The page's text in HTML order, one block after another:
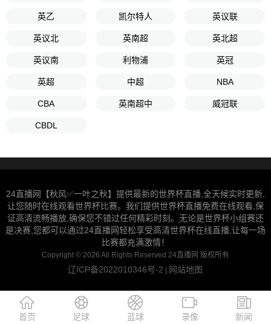
英乙 凯尔特人 英议联
英议北 英南超 英北超
英议南 利物浦 英冠
英超 中超 NBA
CBA 英南超中 威冠联
CBDL
24直播网【秋风✅一叶之秋】提供最新的世界杯直播,全天候实时更新,
让您随时在线观看世界杯比赛。我们提供世界杯直播免费在线观看,保
证高清流畅播放,确保您不错过任何精彩时刻。无论是世界杯小组赛还
是决赛,您都可以通过24直播网轻松享受高清世界杯在线直播,让每一场
比赛都充满激情！
Copyright © 2026 All Rights Reserved 24直播网 版权所有
辽ICP备2022010346号-2 | 网站地图
首页 足球 蓝球 录像 新闻